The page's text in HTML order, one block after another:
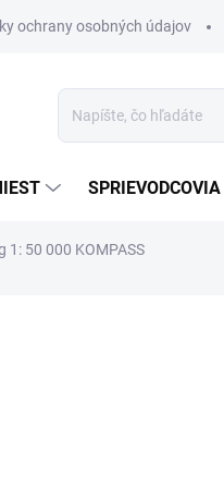
ochrany osobných údajov
SPRIEVODCOVIA
1: 50 000 KOMPASS